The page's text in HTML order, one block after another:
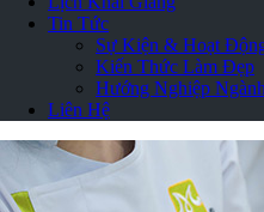
Tin Tức
Sự Kiện & Hoạt
Kiến Thức Làm Đẹp
Hướng Nghiệp
Liên Hệ